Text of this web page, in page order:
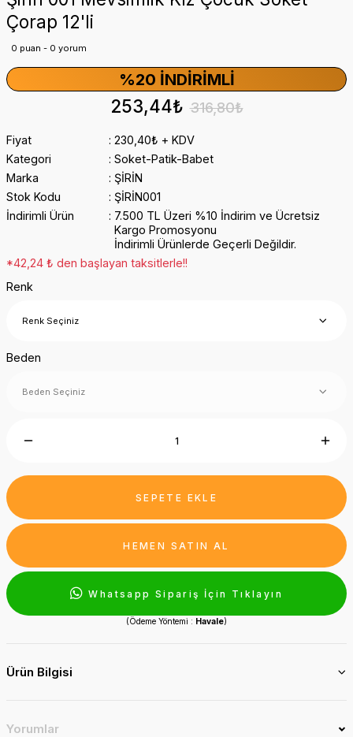
Çorap 12'li
0 puan - 0 yorum
%20 İNDIRIMLI
253,44₺ 316,80₺
Fiyat
230,40₺ + KDV
Kategori
Soket-Patik-Babet
Marka
ŞİRİN
Stok Kodu
ŞİRİN001
İndirimli Ürün
7.500 TL Üzeri %10 İndirim ve Ücretsiz
Kargo Promosyonu
İndirimli Ürünlerde Geçerli Değildir.
*42,24 ₺ den başlayan taksitlerle!!
Renk
Beden
SEPETE EKLE
HEMEN SATIN AL
Whatsapp Sipariş İçin Tıklayın
(Ödeme Yöntemi : Havale)
Ürün Bilgisi
Yorumlar